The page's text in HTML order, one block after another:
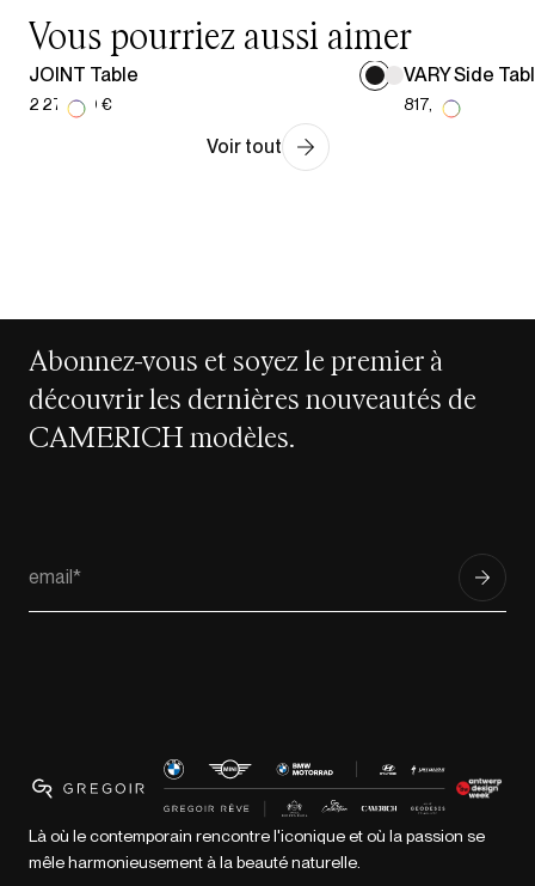
Vous pourriez aussi aimer
JOINT Table
2 275,00 €
VARY Side
817,00 €
Voir tout
Abonnez-vous et soyez le premier à
découvrir les dernières nouveautés de
CAMERICH modèles.
Là où le contemporain rencontre l'iconique et où la passion se
mêle harmonieusement à la beauté naturelle.